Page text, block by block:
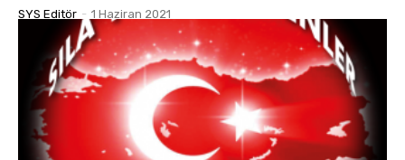
SYS Editör - 1 Haziran 2021